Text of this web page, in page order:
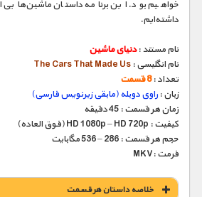
خواهیم بود. این برنامه داستان
داشته‌ایم.
نام مستند :دنیای ماشین
نام انگلیسی : The Cars That Made Us
تعداد :8 قسمت
زبان : راوی دوبله (مابقی زیرنویس فارسی)
زمان هر قسمت : 45 دقیقه
کیفیت : HD 1080p – HD 720p (فوق العاده)
حجم هر قسمت : 286 – 536 مگابایت
فرمت :MKV
خلاصه داستان هر قسمت